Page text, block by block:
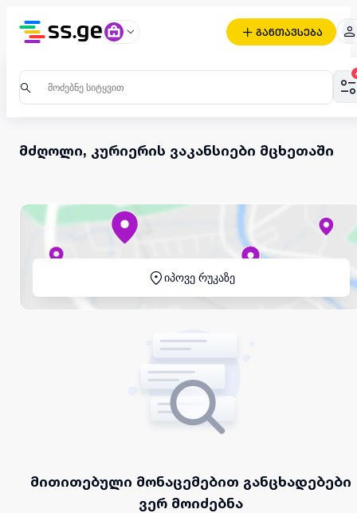
განთავსება
მძღოლი, კურიერის ვაკანსიები მცხეთაში
იპოვე რუკაზე
მითითებული მონაცემებით განცხადებები
ვერ მოიძებნა